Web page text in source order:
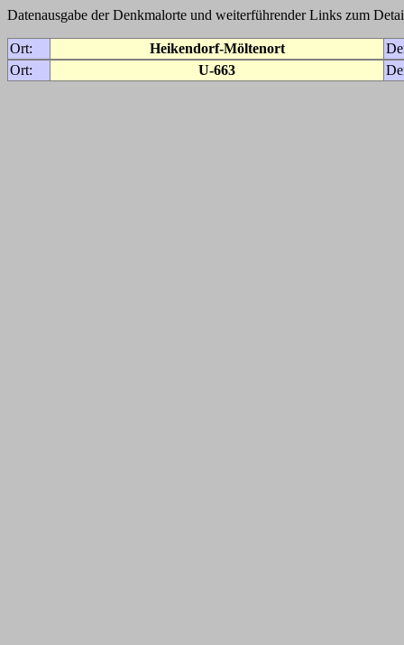
Datenausgabe der Denkmalorte und weiterführender Links zum
Ort: Heikendorf-Möltenort
Ort:
U-663